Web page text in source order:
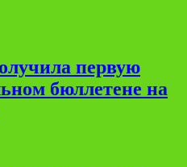
первую
бюллетене на